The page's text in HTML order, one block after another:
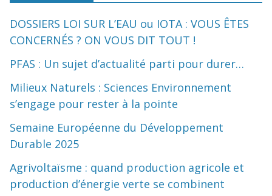
DOSSIERS LOI SUR L’EAU ou IOTA : VOUS ÊTES
CONCERNÉS ? ON VOUS DIT TOUT !
PFAS : Un sujet d’actualité parti pour durer…
Milieux Naturels : Sciences Environnement
s’engage pour rester à la pointe
Semaine Européenne du Développement
Durable 2025
Agrivoltaïsme : quand production agricole et
production d’énergie verte se combinent